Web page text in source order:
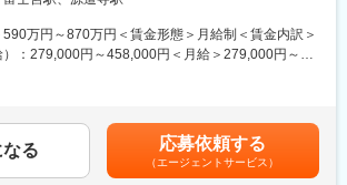
て、設計変更の考え方、試験・評価の進め方、デー
書作成などの実務スキルを習得します。
力
液ポンプなど、医療用電気機器（ME機器）に関す
ラインナップを持っています。退職に伴う人員減伴
（排水処理）の経験者を即戦力として募集します。
、改修を担っていただきます。また、排水処理設
ーティリティー設備工事のタスク管理および安全を
管理（外部業者のコントロール）の補助業務をお任
590万円～870万円＜賃金形態＞月給制＜賃金内訳＞
）：279,000円～458,000円＜月給＞279,000円～
じて上下する可能性があります。月給(月額)は固定手
です。
る 応募依頼する
（エージェントサービス）